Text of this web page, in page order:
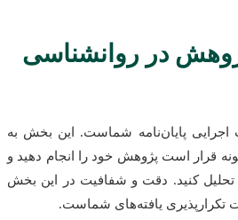
در روانشناسی
پایان‌نامه شماست. این بخش به
قرار است پژوهش خود را انجام دهید و
تحلیل کنید. دقت و شفافیت در این بخش
تکرارپذیری یافته‌های شماست.